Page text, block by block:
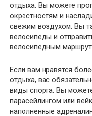
отдыха. Вы можете
окрестностям и
свежим воздухом. Вы
велосипеды и
велосипедным
Если вам нравятся
отдыха, вас
виды спорта. Вы
парасейлингом или
наполненные